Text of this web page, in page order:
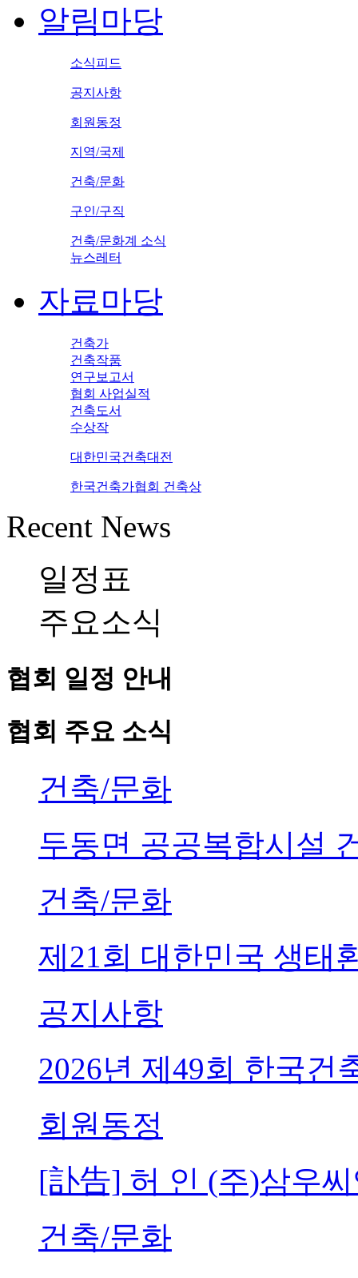
알림마당
소식피드
공지사항
회원동정
지역/국제
건축/문화
구인/구직
건축/문화계 소식
뉴스레터
자료마당
건축가
건축작품
연구보고서
협회 사업실적
건축도서
수상작
대한민국건축대전
한국건축가협회 건축상
Recent News
일정표
주요소식
협회 일정 안내
협회 주요 소식
건축/문화
두동면 공공복합시설
건축/문화
제21회 대한민국 생태
공지사항
2026년 제49회 한국건
회원동정
[訃告] 허 인 (주)삼우
건축/문화